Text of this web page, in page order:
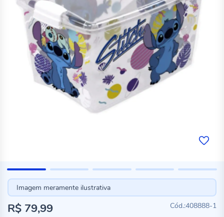
Imagem meramente ilustrativa
408888-1
R$ 79,99